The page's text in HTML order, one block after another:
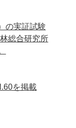
の実証試験
総合研究所
を掲載